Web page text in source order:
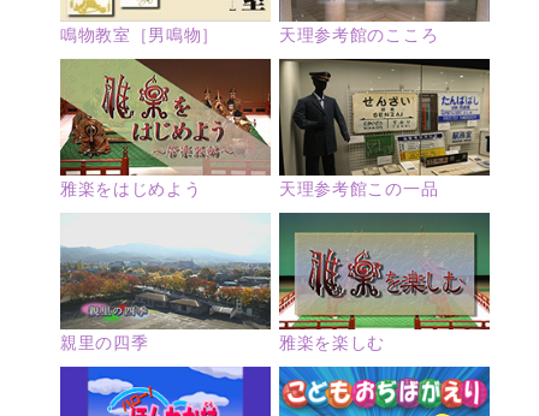
鳴物教室［男鳴物］ 天理参考館のこころ
雅楽をはじめよう 天理参考館この一品
親里の四季 雅楽を楽しむ